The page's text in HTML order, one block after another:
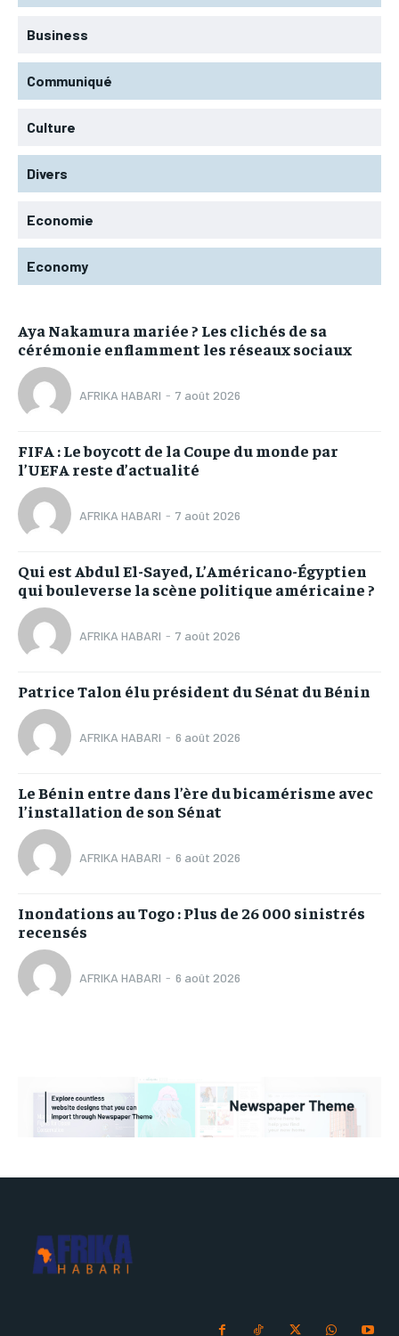
Business
Communiqué
Culture
Divers
Economie
Economy
Aya Nakamura mariée ? Les clichés de sa
cérémonie enflamment les réseaux sociaux
AFRIKA HABARI - 7 août 2026
FIFA : Le boycott de la Coupe du monde par
l’UEFA reste d’actualité
AFRIKA HABARI - 7 août 2026
Qui est Abdul El-Sayed, L’Américano-Égyptien
qui bouleverse la scène politique américaine ?
AFRIKA HABARI - 7 août 2026
Patrice Talon élu président du Sénat du Bénin
AFRIKA HABARI - 6 août 2026
Le Bénin entre dans l’ère du bicamérisme avec
l’installation de son Sénat
AFRIKA HABARI - 6 août 2026
Inondations au Togo : Plus de 26 000 sinistrés
recensés
AFRIKA HABARI - 6 août 2026